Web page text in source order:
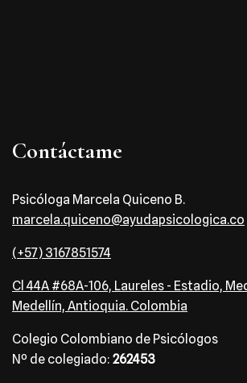
Contáctame
Psicóloga Marcela Quiceno B.
marcela.quiceno@ayudapsicologica.co
(+57) 3167851574
Cl 44A #68A-106, Laureles - Estadio,
Medellín, Antioquia. Colombia
Colegio Colombiano de Psicólogos
Nº de colegiado: 262453